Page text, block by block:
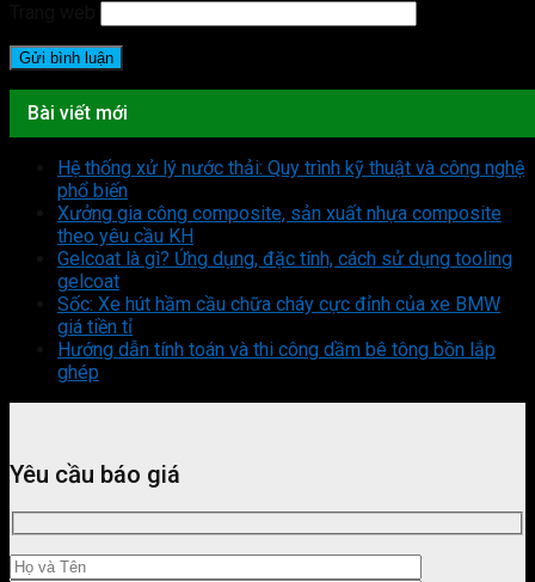
Bài viết mới
Hệ thống xử lý nước thải: Quy trình kỹ thuật và công nghệ
phổ biến
Xưởng gia công composite, sản xuất nhựa composite
theo yêu cầu KH
Gelcoat là gì? Ứng dụng, đặc tính, cách sử dụng tooling
gelcoat
Sốc: Xe hút hầm cầu chữa cháy cực đỉnh của xe BMW
giá tiền tỉ
Hướng dẫn tính toán và thi công dầm bê tông bồn lắp
ghép
Yêu cầu báo giá